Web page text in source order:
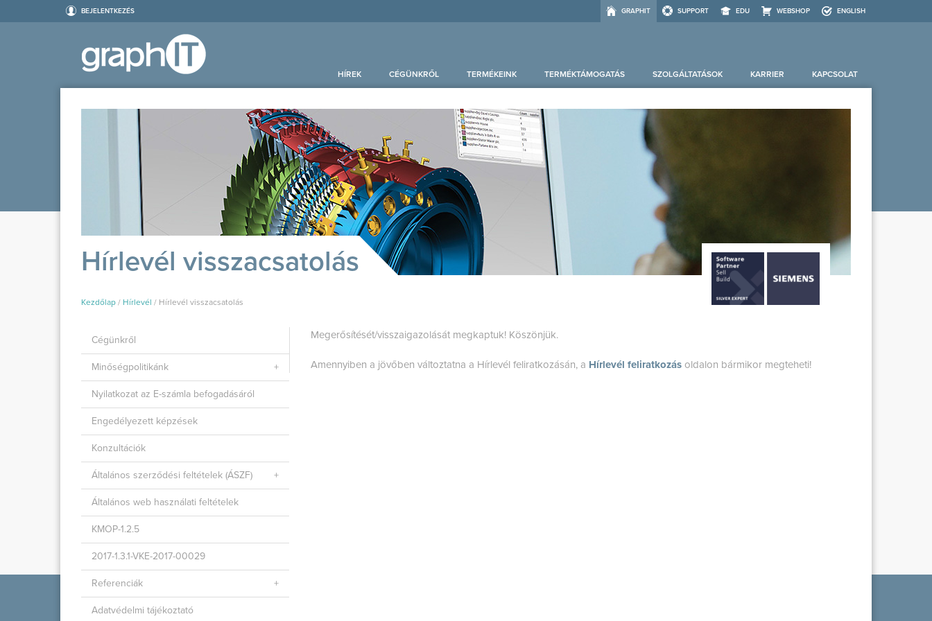
BEJELENTKEZÉS GRAPHIT SUPPORT EDU WEBSHOP ENGLISH
HÍREK CÉGÜNKRŐL TERMÉKEINK TERMÉKTÁMOGATÁS SZOLGÁLTATÁSOK KARRIER KAPCSOLAT
Hírlevél visszacsatolás
Kezdőlap / Hírlevél / Hírlevél visszacsatolás
Cégünkről
Minőségpolitikánk
Nyilatkozat az E-számla befogadásáról
Engedélyezett képzések
Konzultációk
Általános szerződési feltételek (ÁSZF)
Általános web használati feltételek
KMOP-1.2.5
2017-1.3.1-VKE-2017-00029
Referenciák
Adatvédelmi tájékoztató
Megerősítését/visszaigazolását megkaptuk! Köszönjük.
Amennyiben a jövőben változtatna a Hírlevél feliratkozásán, a Hírlevél feliratkozás oldalon bármikor megteheti!